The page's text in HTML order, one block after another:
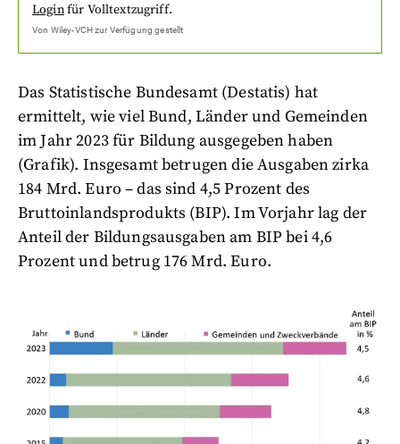
Loginfür Volltextzugriff.
Von Wiley-VCHzur Verfügung gestellt
Das Statistische Bundesamt (Destatis) hat
ermittelt, wie viel Bund, Länder und Gemeinden
im Jahr 2023 für Bildung ausgegeben haben
(Grafik). Insgesamt betrugen die Ausgaben zirka
184 Mrd. Euro – das sind 4,5 Prozent des
Bruttoinlandsprodukts (BIP). Im Vorjahr lag der
Anteil der Bildungsausgaben am BIP bei 4,6
Prozent und betrug 176 Mrd. Euro.